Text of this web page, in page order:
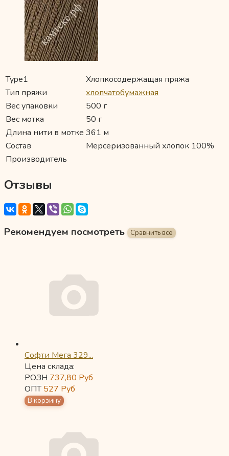
Type1
Хлопкосодержащая пряжа
Тип пряжи
хлопчатобумажная
Вес упаковки
500 г
Вес мотка
50 г
Длина нити в мотке 361 м
Состав
Мерсеризованный хлопок 100%
Производитель
Отзывы
Рекомендуем посмотреть
Софти Мега 329...
Цена склада:
РОЗН 737,80 Руб
ОПТ527 Руб